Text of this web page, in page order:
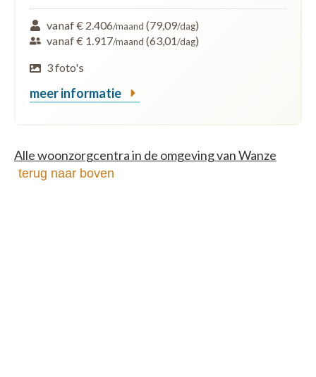
vanaf € 2.406/maand (79,09/dag)
vanaf € 1.917/maand (63,01/dag)
3 foto's
meer informatie
Alle woonzorgcentra in de omgeving van Wanze
terug naar boven